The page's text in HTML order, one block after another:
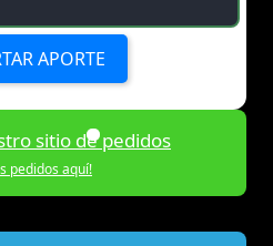
APORTE
sitio de pedidos
pedidos aquí!